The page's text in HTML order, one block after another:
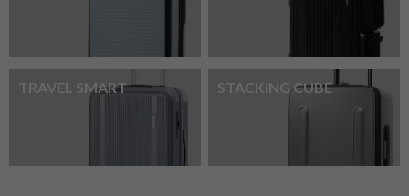
TRAVEL SMART STACKING CUBE